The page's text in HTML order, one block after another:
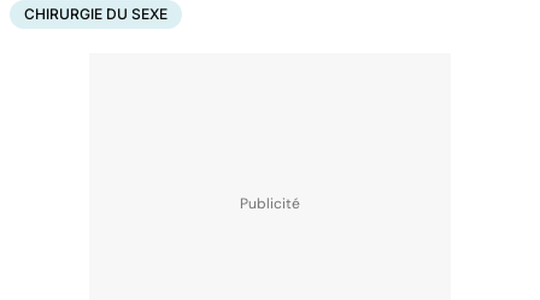
CHIRURGIE DU SEXE